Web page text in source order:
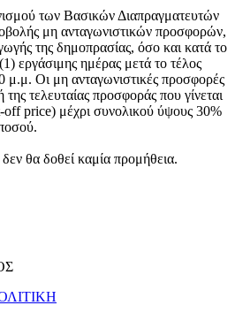
των Βασικών Διαπραγματευτών
μη ανταγωνιστικών προσφορών,
της δημοπρασίας, όσο και κατά το
εργάσιμης ημέρας μετά το τέλος
μ.μ. Οι μη ανταγωνιστικές προσφορές
τελευταίας προσφοράς που γίνεται
price) μέχρι συνολικού ύψους 30%
θα δοθεί καμία προμήθεια.